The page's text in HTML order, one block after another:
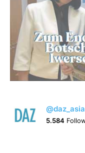
@daz_asia
5.584